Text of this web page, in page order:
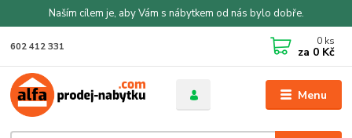
Naším cílem je, aby Vám s nábytkem od nás bylo dobře.
Menu
602 412 331 0 ks
za 0 Kč